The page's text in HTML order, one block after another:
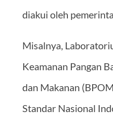
diakui oleh
Misalnya,
Keamanan Pangan
dan Makanan
Standar Nasional